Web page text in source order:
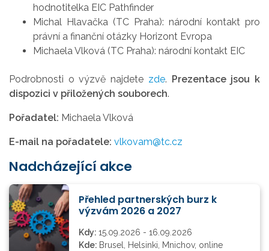
hodnotitelka EIC Pathfinder
Michal Hlavačka (TC Praha): národní kontakt pro
právní a finanční otázky Horizont Evropa
Michaela Vlková (TC Praha): národní kontakt EIC
Podrobnosti o výzvě najdete zde. Prezentace jsou k
dispozici v přiložených souborech.
Pořadatel: Michaela Vlková
E-mail na pořadatele: vlkovam@tc.cz
Nadcházející akce
Přehled partnerských burz k
výzvám 2026 a 2027
Kdy: 15.09.2026 - 16.09.2026
Kde: Brusel, Helsinki, Mnichov, online